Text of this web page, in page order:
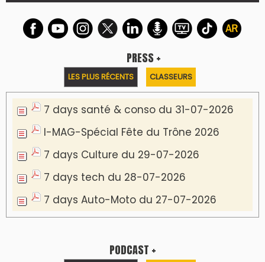
PRESS +
LES PLUS RÉCENTS CLASSEURS
7 days santé & conso du 31-07-2026
I-MAG-Spécial Fête du Trône 2026
7 days Culture du 29-07-2026
7 days tech du 28-07-2026
7 days Auto-Moto du 27-07-2026
PODCAST +